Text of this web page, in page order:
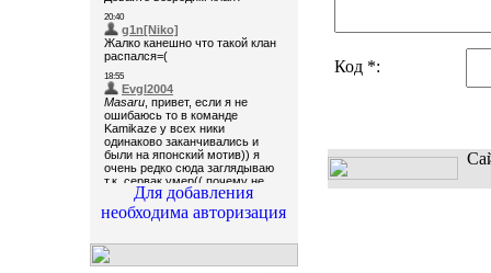
Для добавления
необходима авторизация
Код *: